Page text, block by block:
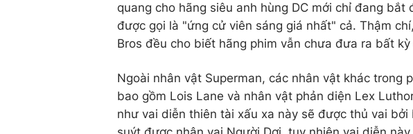
quang cho hãng siêu anh hùng DC mới chỉ đang
được gọi là "ứng cử viên sáng giá nhất" cả. Thậm
Bros đều cho biết hãng phim vẫn chưa đưa ra bất
Ngoài nhân vật Superman, các nhân vật khác trong
bao gồm Lois Lane và nhân vật phản diện Lex
như vai diễn thiên tài xấu xa này sẽ được thủ vai